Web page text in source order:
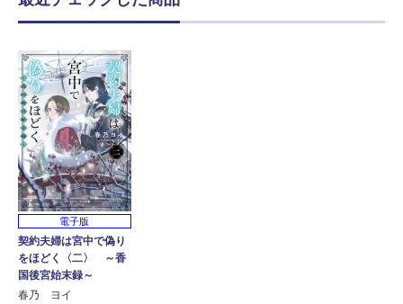
電子版
契約夫婦は宮中で偽り
をほどく〈二〉 ～香
国後宮始末録～
春乃 ヨイ